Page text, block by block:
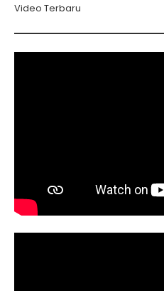
Video Terbaru